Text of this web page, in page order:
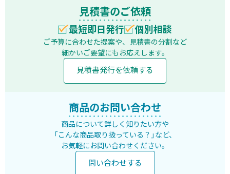
見積書のご依頼
最短即日発行 個別相談
ご予算に合わせた提案や、見積書の分割など
細かいご要望にもお応えします。
見積書発行を依頼する
商品のお問い合わせ
商品について詳しく知りたい方や
「こんな商品取り扱っている？」など、
お気軽にお問い合わせください。
問い合わせする